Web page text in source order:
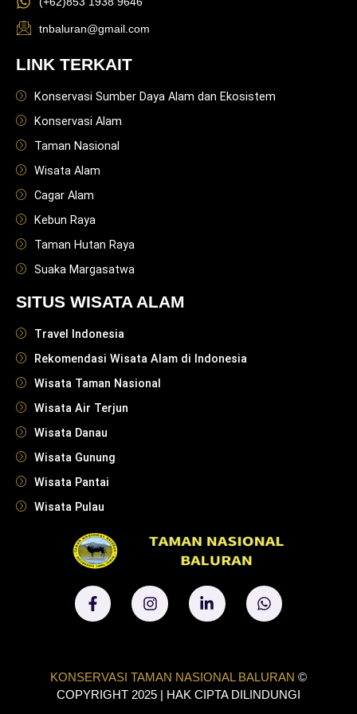
tnbaluran@gmail.com
LINK TERKAIT
Konservasi Sumber Daya Alam dan Ekosistem
Konservasi Alam
Taman Nasional
Wisata Alam
Cagar Alam
Kebun Raya
Taman Hutan Raya
Suaka Margasatwa
SITUS WISATA ALAM
Travel Indonesia
Rekomendasi Wisata Alam di Indonesia
Wisata Taman Nasional
Wisata Air Terjun
Wisata Danau
Wisata Gunung
Wisata Pantai
Wisata Pulau
KONSERVASI TAMAN NASIONAL BALURAN ©
COPYRIGHT 2025 | HAK CIPTA DILINDUNGI